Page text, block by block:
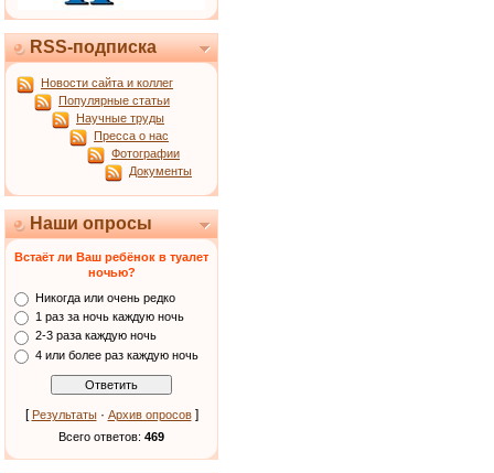
RSS-подписка
Новости сайта и коллег
Популярные статьи
Научные труды
Пресса о нас
Фотографии
Документы
Наши опросы
Встаёт ли Ваш ребёнок в туалет
ночью?
Никогда или очень редко
1 раз за ночь каждую ночь
2-3 раза каждую ночь
4 или более раз каждую ночь
[ Результаты· Архив опросов]
Всего ответов: 469